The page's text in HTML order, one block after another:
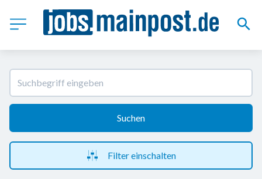
Suchen
Filter einschalten